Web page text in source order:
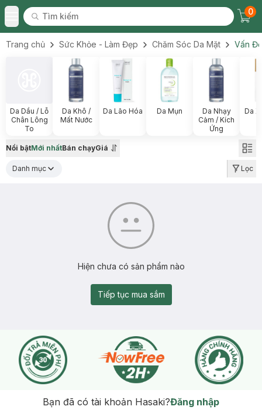
Toggle Menu
Tìm kiếm
Tìm kiếm
0
Trang chủ Sức Khỏe - Làm Đẹp Chăm Sóc Da Mặt Vấn
Da Dầu / Lỗ
Chân Lông
To
Da Khô /
Mất Nước
Da Lão Hóa Da Mụn
Da Nhạy
Cảm / Kích
Ứng
Da
Nổi bậtMới nhấtBán chạyGiá
Danh mục Lọc
Hiện chưa có sản phẩm nào
Tiếp tục mua sắm
Bạn đã có tài khoản Hasaki?Đăng nhập